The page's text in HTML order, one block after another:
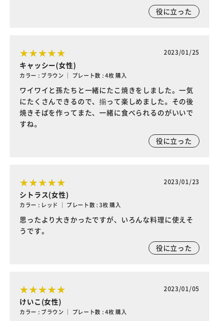
役に立った
2023/01/25
キャッシー(女性)
カラー : ブラウン ｜ プレート数 : 4枚 購入
ワイワイと孫たちと一緒にたこ焼きをしました。一気
にたくさんできるので、揃って楽しめました。その後
焼きそばを作ってまた、一緒に食べられるのがいいで
すね。
役に立った
2023/01/23
シトラス(女性)
カラー : レッド ｜ プレート数 : 3枚 購入
思ったより大きかったですが、いろんな料理に使えそ
うです。
役に立った
2023/01/05
けいこ(女性)
カラー : ブラウン ｜ プレート数 : 4枚 購入